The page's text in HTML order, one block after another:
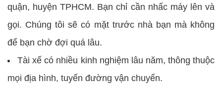
quận, huyện TPHCM. Bạn chỉ cần nhấc máy lên và
gọi. Chúng tôi sẽ có mặt trước nhà bạn mà không
để bạn chờ đợi quá lâu.
Tài xế có nhiều kinh nghiệm lâu năm, thông thuộc
mọi địa hình, tuyến đường vận chuyển.